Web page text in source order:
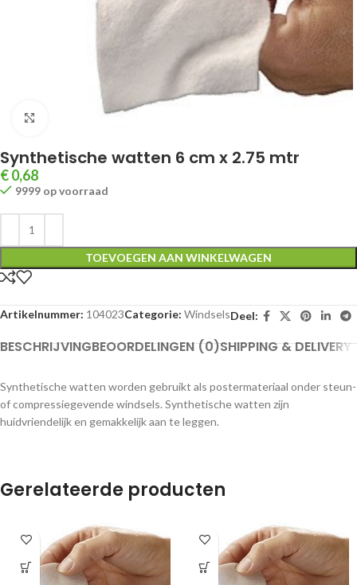
Klik om te vergroten
Synthetische watten 6 cm x 2.75 mtr
€0,68
9999 op voorraad
TOEVOEGEN AAN WINKELWAGEN
Artikelnummer: 104023Categorie: WindselsDeel:
BESCHRIJVINGBEOORDELINGEN (0)SHIPPING & DELIVERY
Synthetische watten worden gebruikt als postermateriaal onder steun-
of compressiegevende windsels. Synthetische watten zijn
huidvriendelijk en gemakkelijk aan te leggen.
Gerelateerde producten